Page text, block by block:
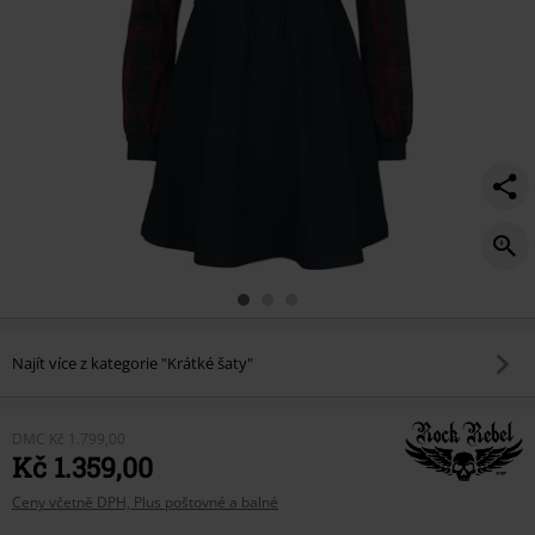
Najít více z kategorie "Krátké šaty"
DMC Kč 1.799,00
Kč 1.359,00
Ceny včetně DPH, Plus poštovné a balné